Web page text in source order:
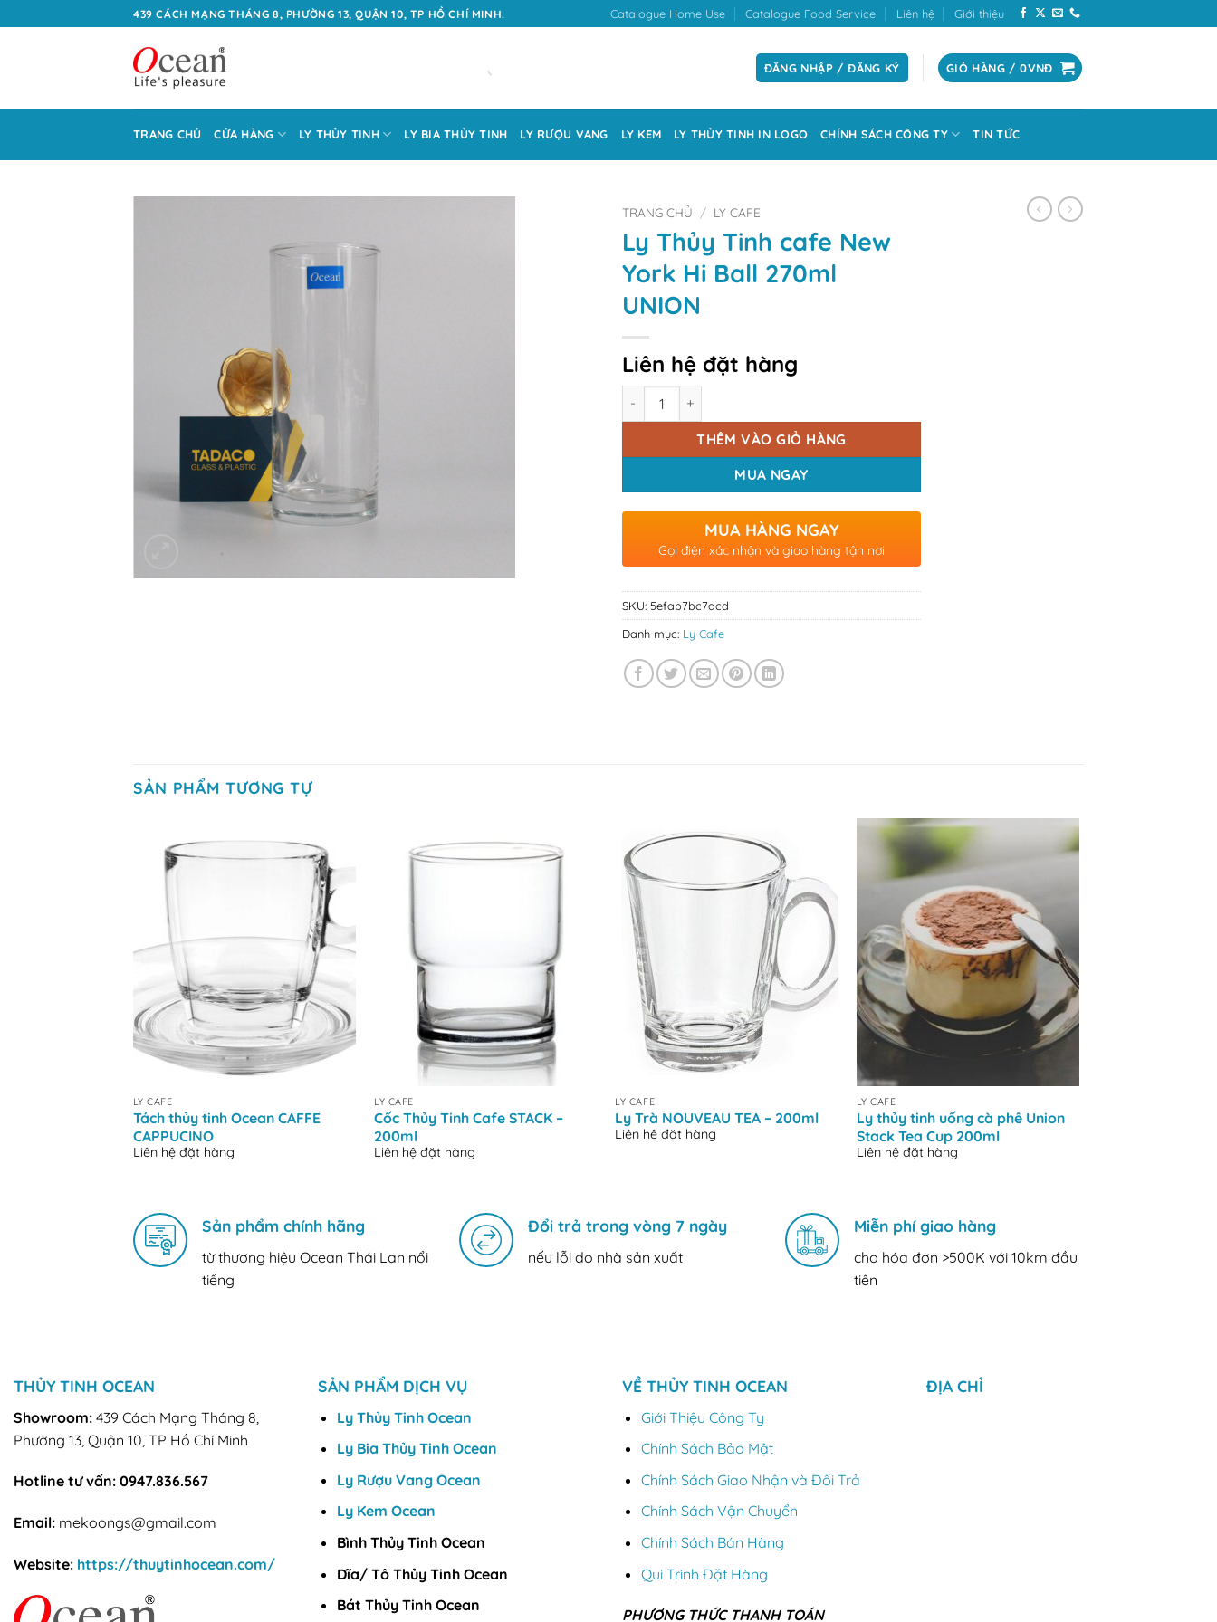
qua
439 CÁCH MẠNG THÁNG 8, PHƯỜNG 13, QUẬN 10, TP HỒ CHÍ MINH. Catalogue Home Use Catalogue Food Service Liên hệ Giới thiệu
ĐĂNG NHẬP / ĐĂNG KÝ GIỎ HÀNG /0VNĐ
TRANG CHỦ CỬA HÀNG LY THỦY TINH LY BIA THỦY TINH LY RƯỢU VANG LY KEM LY THỦY TINH IN LOGO CHÍNH SÁCH CÔNG TY TIN TỨC
TRANG CHỦ / LY CAFE
Ly Thủy Tinh cafe New
York Hi Ball 270ml
UNION
Liên hệ đặt hàng
Số lượng
THÊM VÀO GIỎ HÀNG
MUA NGAY
MUA HÀNG NGAY
Gọi điện xác nhận và giao hàng tận nơi
SKU: 5efab7bc7acd
Danh mục: Ly Cafe
SẢN PHẨM TƯƠNG TỰ
LY CAFE
Tách thủy tinh Ocean CAFFE
CAPPUCINO
Liên hệ đặt hàng
LY CAFE
Cốc Thủy Tinh Cafe STACK –
200ml
Liên hệ đặt hàng
LY CAFE
Ly Trà NOUVEAU TEA – 200ml
Liên hệ đặt hàng
LY CAFE
Ly thủy tinh uống cà phê Union
Stack Tea Cup 200ml
Liên hệ đặt hàng
Sản phẩm chính hãng
từ thương hiệu Ocean Thái Lan nổi
tiếng
Đổi trả trong vòng 7 ngày
nếu lỗi do nhà sản xuất
Miễn phí giao hàng
cho hóa đơn >500K với 10km đầu
tiên
THỦY TINH OCEAN
Showroom: 439 Cách Mạng Tháng 8,
Phường 13, Quận 10, TP Hồ Chí Minh
Hotline tư vấn: 0947.836.567
Email: mekoongs@gmail.com
Website: https://thuytinhocean.com/
SẢN PHẨM DỊCH VỤ
Ly Thủy Tinh Ocean
Ly Bia Thủy Tinh Ocean
Ly Rượu Vang Ocean
Ly Kem Ocean
Bình Thủy Tinh Ocean
Dĩa/ Tô Thủy Tinh Ocean
Bát Thủy Tinh Ocean
VỀ THỦY TINH OCEAN
Giới Thiệu Công Ty
Chính Sách Bảo Mật
Chính Sách Giao Nhận và Đổi Trả
Chính Sách Vận Chuyển
Chính Sách Bán Hàng
Qui Trình Đặt Hàng
PHƯƠNG THỨC THANH TOÁN
ĐỊA CHỈ